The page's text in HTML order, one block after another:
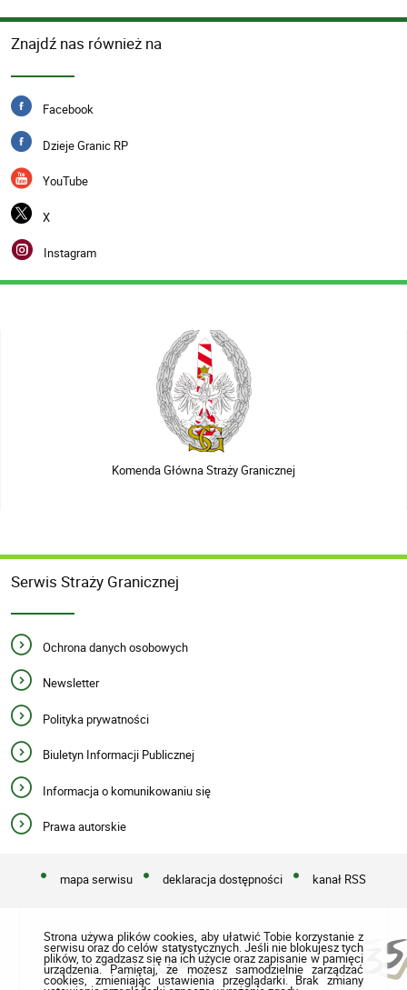
Znajdź nas również na
Facebook
Dzieje Granic RP
YouTube
X
Instagram
Komenda Główna Straży Granicznej
Serwis Straży Granicznej
Ochrona danych osobowych
Newsletter
Polityka prywatności
Biuletyn Informacji Publicznej
Informacja o komunikowaniu się
Prawa autorskie
mapa serwisu deklaracja dostępności kanał RSS
Strona używa plików cookies, aby ułatwić Tobie korzystanie z
serwisu oraz do celów statystycznych. Jeśli nie blokujesz tych
plików, to zgadzasz się na ich użycie oraz zapisanie w pamięci
urządzenia. Pamiętaj, że możesz samodzielnie zarządzać
cookies, zmieniając ustawienia przeglądarki. Brak zmiany